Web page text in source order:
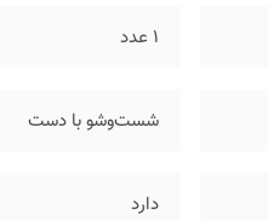
۱ عدد
شست‌وشو با دست
دارد